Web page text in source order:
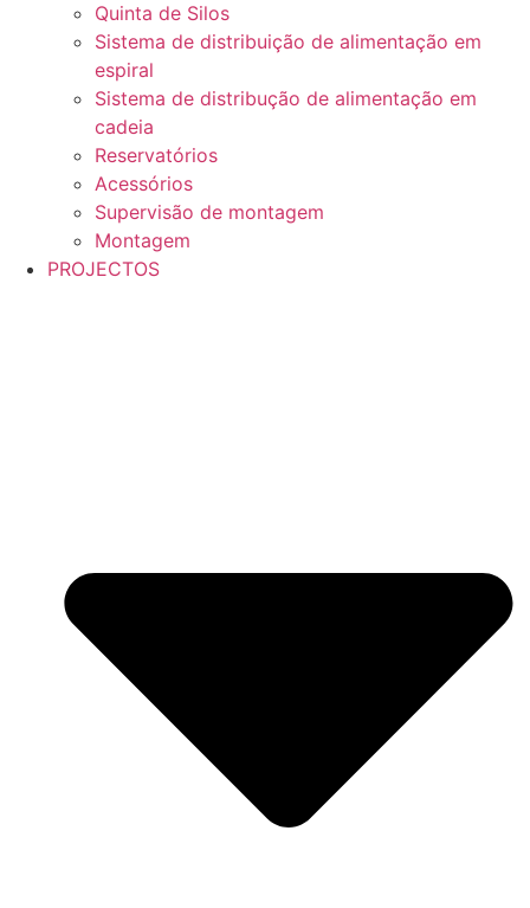
Quinta de Silos
Sistema de distribuição de alimentação em
espiral
Sistema de distribução de alimentação em
cadeia
Reservatórios
Acessórios
Supervisão de montagem
Montagem
PROJECTOS